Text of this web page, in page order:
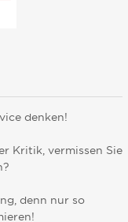
denken!
Kritik, vermissen Sie
denn nur so